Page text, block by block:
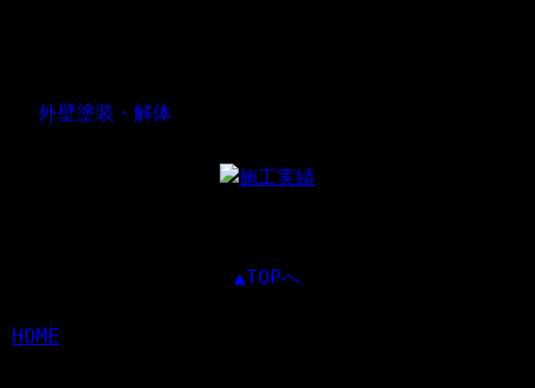
外壁塗装・解体
▲TOPへ
HOME